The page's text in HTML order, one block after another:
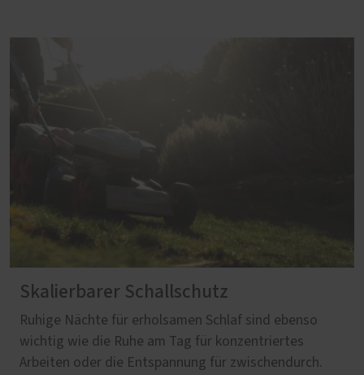
Skalierbarer Schallschutz
Ruhige Nächte für erholsamen Schlaf sind ebenso
wichtig wie die Ruhe am Tag für konzentriertes
Arbeiten oder die Entspannung für zwischendurch.